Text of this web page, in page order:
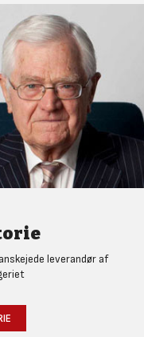
leverandør af